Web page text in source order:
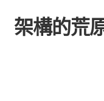
跳
至
跳
至
架構的荒